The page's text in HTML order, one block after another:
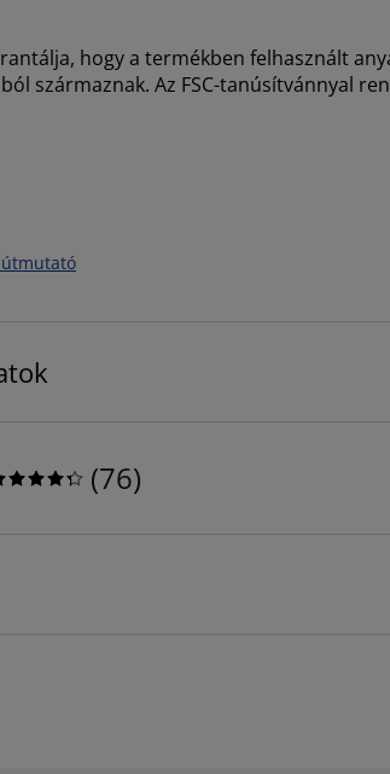
hogy a termékben felhasznált
származnak. Az FSC-tanúsítvánnyal
útmutató
(76)